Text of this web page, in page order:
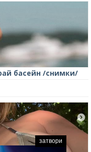
басейн /снимки/
затвори